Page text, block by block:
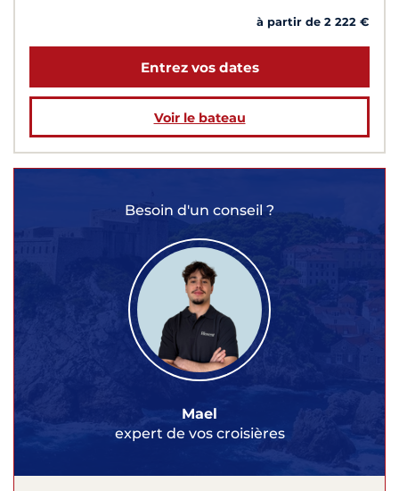
à partir de 2 222 €
Entrez vos dates
Voir le bateau
Besoin d'un conseil ?
Mael
expert de vos croisières